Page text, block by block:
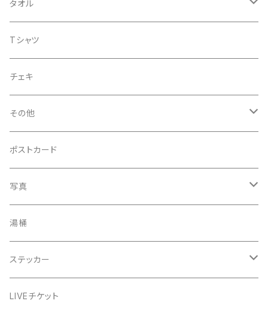
企画CD
シングル
タオル
菅沼温泉タオル
菅沼エアーかおる
菅沼温泉ハンカチタオル
手ぬぐい
Tシャツ
チェキ
その他
コースター
うちわ
きんちゃく
マッチ
くつ下
ポストカード
写真
24節気少年
芒種風景
夏至風景
生写真
プロマイド（マルベル堂）
湯桶
ステッカー
24節気少年
LIVEチケット